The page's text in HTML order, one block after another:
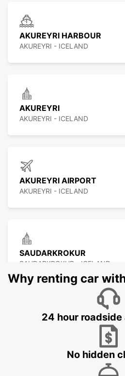
AKUREYRI HARBOUR
AKUREYRI - ICELAND
AKUREYRI
AKUREYRI - ICELAND
AKUREYRI AIRPORT
AKUREYRI - ICELAND
SAUDARKROKUR
SAUDARKROKUR - ICELAND
Why renting car
24 hour
No hidden